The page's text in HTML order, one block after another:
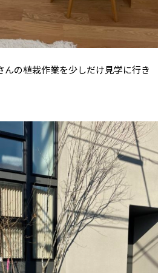
んの植栽作業を少しだけ見学に行き